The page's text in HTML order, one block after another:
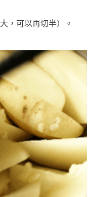
，可以再切半）。